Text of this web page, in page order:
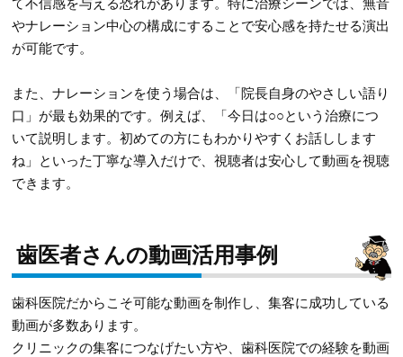
やナレーション中心の構成にすることで安心感を持たせる演出
が可能です。
また、ナレーションを使う場合は、「院長自身のやさしい語り
口」が最も効果的です。例えば、「今日は○○という治療につ
いて説明します。初めての方にもわかりやすくお話しします
ね」といった丁寧な導入だけで、視聴者は安心して動画を視聴
できます。
歯医者さんの動画活用事例
歯科医院だからこそ可能な動画を制作し、集客に成功している
動画が多数あります。
クリニックの集客につなげたい方や、歯科医院での経験を動画